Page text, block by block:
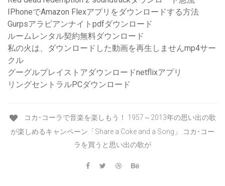
IPhoneでAmazon Flexアプリをダウンロードする方法
Gurpsアラビアンナイトpdfダウンロード
ルームレンタル契約無料ダウンロード
私の火は、ダウンロードした動画を再生しませんmp4サー
クル
グーグルプレイストアダウンロードnetflixアプリ
リングセントラルPCダウンロード
コカ･コーラで音楽を楽しもう！ 1957～2013年の思い出の歌
が楽しめるキャンペーン「Share a Coke and a Song」 コカ･コー
ラを買うと思い出の歌が